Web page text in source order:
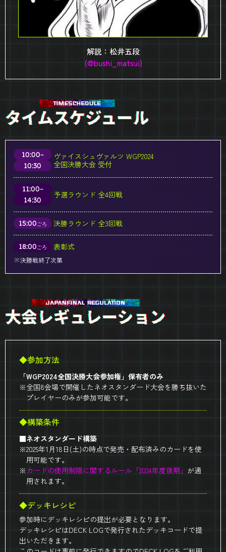
解説：松井五段
(@bushi_matsui)
10:00~
10:30
ヴァイスシュヴァルツ WGP2024
全国決勝大会 受付
11:00~
14:30
予選ラウンド 全4回戦
15:00ごろ 決勝ラウンド 全3回戦
18:00ごろ 表彰式
※決勝戦終了次第
◆参加方法
「WGP2024全国決勝大会参加権」保有者のみ
※全国8会場で開催したネオスタンダード大会を勝ち抜いた
プレイヤーのみが参加可能です。
◆構築条件
■ネオスタンダード構築
※2025年1月18日(土)の時点で発売・配布済みのカードを使
用可能です。
※ カードの使用制限に関するルール「2024年度後期」 が適
用されます。
◆デッキレシピ
参加時にデッキレシピの提出が必要となります。
デッキレシピはDECK LOGで発行されたデッキコードで提
出いただきます。